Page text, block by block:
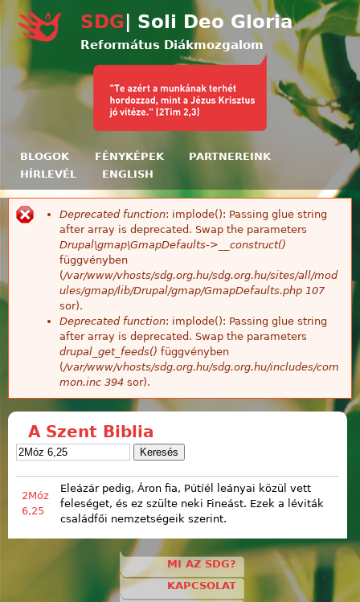
Ugrás a tartalomra
SDG | Soli Deo Gloria
Református Diákmozgalom
BLOGOK FÉNYKÉPEK
PARTNEREINK
HÍRLEVÉL
ENGLISH
Hibaüzenet
Deprecated function: implode(): Passing glue string
after array is deprecated. Swap the parameters
Drupal\gmap\GmapDefaults->__construct()
függvényben
(/var/www/vhosts/sdg.org.hu/sdg.org.hu/sites/all/mod
ules/gmap/lib/Drupal/gmap/GmapDefaults.php 107
sor).
Deprecated function: implode(): Passing glue string
after array is deprecated. Swap the parameters
drupal_get_feeds() függvényben
(/var/www/vhosts/sdg.org.hu/sdg.org.hu/includes/com
mon.inc 394 sor).
A Szent Biblia
2Móz
6,25
Eleázár pedig, Áron fia, Pútíél leányai közül vett
feleséget, és ez szülte neki Fineást. Ezek a léviták
családfői nemzetségeik szerint.
MI AZ SDG?
KAPCSOLAT